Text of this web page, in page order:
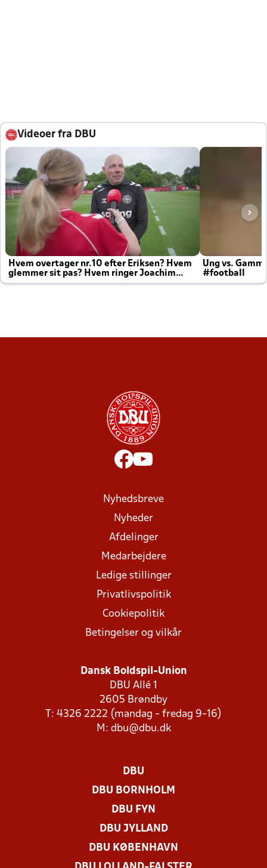
Videoer fra DBU
Hvem overtager nr.10 efter Eriksen? Hvem
glemmer sit pas? Hvem ringer Joachim
altid til efter kampe?
Ung vs.
#football
Nyhedsbreve
Nyheder
Afdelinger
Medarbejdere
Ledige stillinger
Privatlivspolitik
Cookiepolitik
Betingelser og vilkår
Dansk Boldspil-Union
DBU Allé 1
2605 Brøndby
T: 4326 2222 (mandag - fredag 9-16)
M: dbu@dbu.dk
DBU
DBU BORNHOLM
DBU FYN
DBU JYLLAND
DBU KØBENHAVN